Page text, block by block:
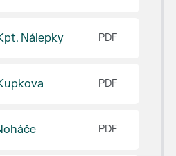
Nálepky